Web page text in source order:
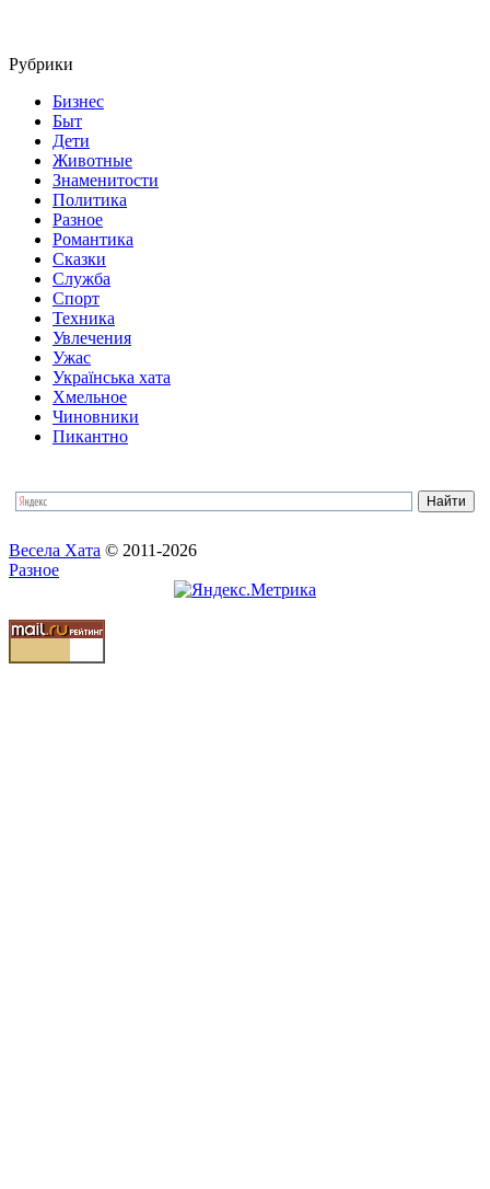
Рубрики
Бизнес
Быт
Дети
Животные
Знаменитости
Политика
Разное
Романтика
Сказки
Служба
Спорт
Техника
Увлечения
Ужас
Українська хата
Хмельное
Чиновники
Пикантно
Весела Хата © 2011-2026
Разное